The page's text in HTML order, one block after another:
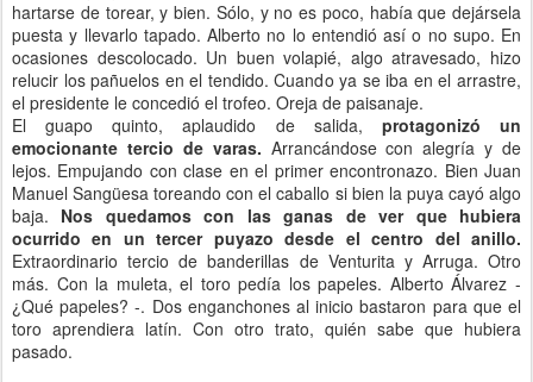
hartarse de torear, y bien. Sólo, y no es poco, había que dejársela
puesta y llevarlo tapado. Alberto no lo entendió así o no supo. En
ocasiones descolocado. Un buen volapié, algo atravesado, hizo
relucir los pañuelos en el tendido. Cuando ya se iba en el arrastre,
el presidente le concedió el trofeo. Oreja de paisanaje.
El guapo quinto, aplaudido de salida, protagonizó un
emocionante tercio de varas. Arrancándose con alegría y de
lejos. Empujando con clase en el primer encontronazo. Bien Juan
Manuel Sangüesa toreando con el caballo si bien la puya cayó algo
baja. Nos quedamos con las ganas de ver que hubiera
ocurrido en un tercer puyazo desde el centro del anillo.
Extraordinario tercio de banderillas de Venturita y Arruga. Otro
más. Con la muleta, el toro pedía los papeles. Alberto Álvarez -
¿Qué papeles? -. Dos enganchones al inicio bastaron para que el
toro aprendiera latín. Con otro trato, quién sabe que hubiera
pasado.